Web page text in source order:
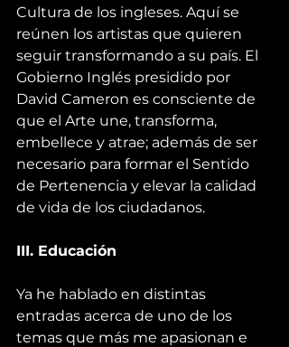
Cultura de los ingleses. Aquí se
reúnen los artistas que quieren
seguir transformando a su país. El
Gobierno Inglés presidido por
David Cameron es consciente de
que el Arte une, transforma,
embellece y atrae; además de ser
necesario para formar el Sentido
de Pertenencia y elevar la calidad
de vida de los ciudadanos.
III. Educación
Ya he hablado en distintas
entradas acerca de uno de los
temas que más me apasionan e